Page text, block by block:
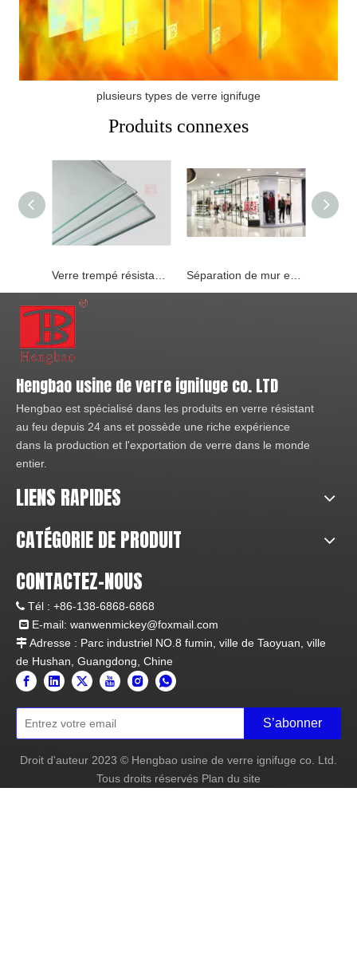
plusieurs types de verre ignifuge
Produits connexes
Hengbao usine de verre ignifuge co. LTD
Hengbao est spécialisé dans les produits en verre résistant
au feu depuis 24 ans et possède une riche expérience
dans la production et l'exportation de verre dans le monde
entier.
LIENS RAPIDES
CATÉGORIE DE PRODUIT
CONTACTEZ-NOUS
 Tél : +86-138-6868-6868
 E-mail: wanwenmickey@foxmail.com
 Adresse : Parc industriel NO.8 fumin, ville de Taoyuan, ville
de Hushan, Guangdong, Chine
S’abonner
Droit d'auteur 2023 © Hengbao usine de verre ignifuge co. Ltd.
Tous droits réservés Plan du site